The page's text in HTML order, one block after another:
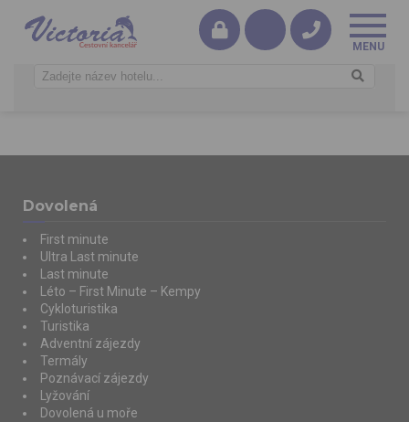
Dovolená
First minute
Ultra Last minute
Last minute
Léto – First Minute – Kempy
Cykloturistika
Turistika
Adventní zájezdy
Termály
Poznávací zájezdy
Lyžování
Dovolená u moře